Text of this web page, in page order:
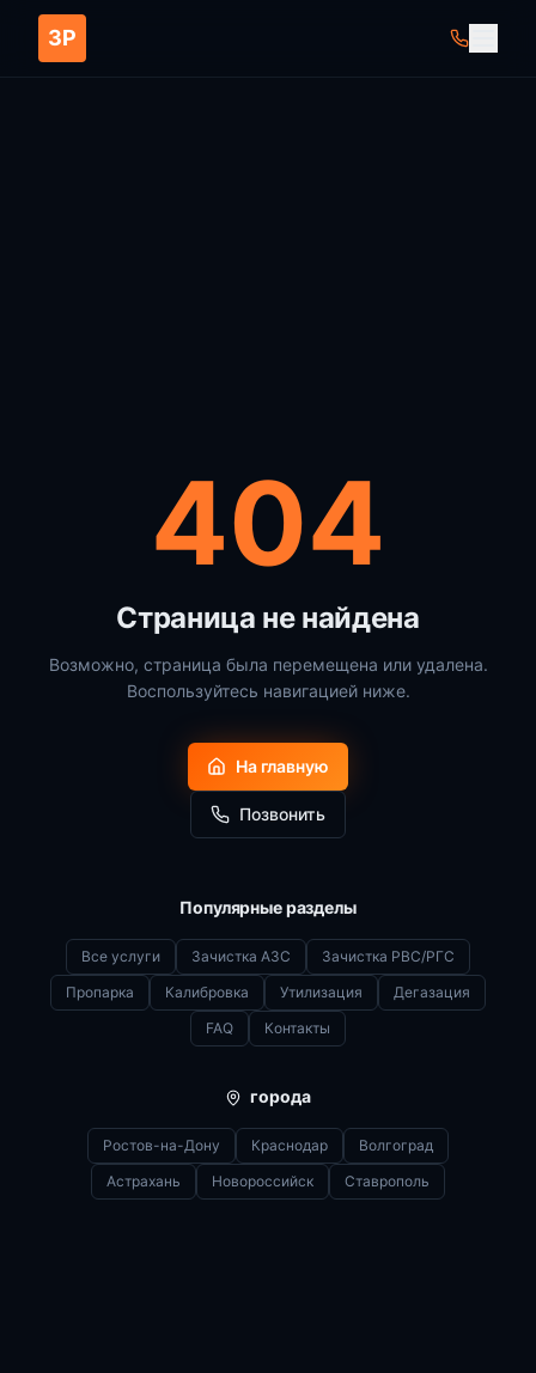
ЗР
404
Страница не найдена
Возможно, страница была перемещена или удалена.
Воспользуйтесь навигацией ниже.
На главную
Позвонить
Популярные разделы
Все услуги Зачистка АЗС
Зачистка РВС/РГС
Пропарка
Калибровка Утилизация
Дегазация
FAQ
Контакты
города
Ростов-на-Дону Краснодар
Волгоград
Астрахань
Новороссийск Ставрополь